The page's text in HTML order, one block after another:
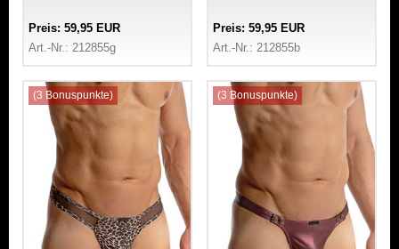
Preis: 59,95 EUR
Art.-Nr.: 212855g
Preis: 59,95 EUR
Art.-Nr.: 212855b
(3 Bonuspunkte) (3 Bonuspunkte)